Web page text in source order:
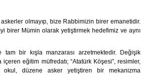
olmayıp, bize Rabbimizin birer emanetidir.
birer Mümin olarak yetiştirmek hedefimiz ve aynı
bir kışla manzarası arzetmektedir. Değişik
eğitim müfredatı; “Atatürk Köşesi”, resimler,
düzene asker yetiştiren bir mekanizma